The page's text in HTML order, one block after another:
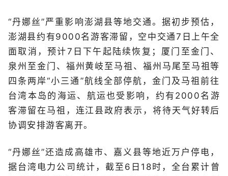
“丹娜丝”严重影响澎湖县等地交通。据初步预估，
澎湖县约有9000名游客滞留，空中交通7日上午全
面取消，预计7日下午起陆续恢复；厦门至金门、
泉州至金门、福州黄岐至马祖、福州马尾至马祖等
四条两岸“小三通”航线全部停航，金门及马祖前往
台湾本岛的海运、航运也受影响，约有2000名游
客滞留在马祖，连江县政府表示，将待天气好转后
协调安排游客离开。
“丹娜丝”还造成高雄市、嘉义县等地近万户停电，
据台湾电力公司统计，截至6日18时，全台累计曾